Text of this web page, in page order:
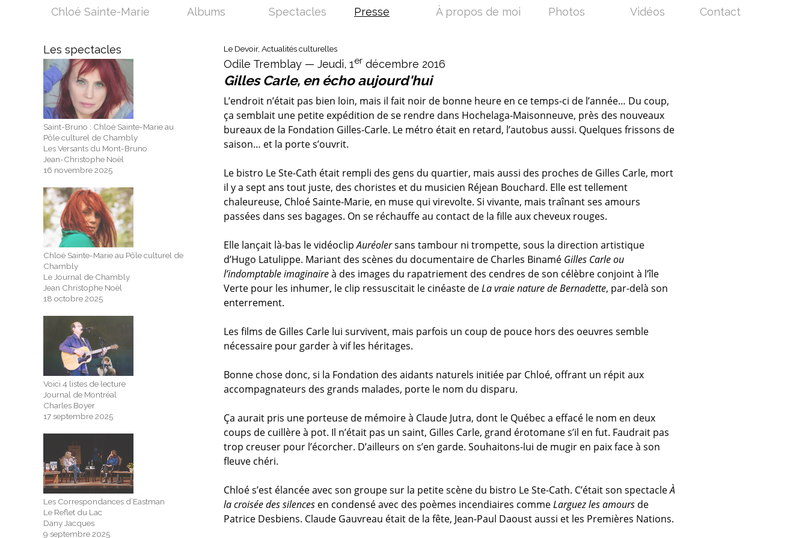
Les spectacles
Saint-Bruno : Chloé Sainte-Marie au
Pôle culturel de Chambly
Les Versants du Mont-Bruno
Jean-Christophe Noël
16 novembre 2025
Chloé Sainte-Marie au Pôle culturel de
Chambly
Le Journal de Chambly
Jean Christophe Noël
18 octobre 2025
Voici 4 listes de lecture
Journal de Montréal
Charles Boyer
17 septembre 2025
Les Correspondances d’Eastman
Le Reflet du Lac
Dany Jacques
9 septembre 2025
Le Devoir, Actualités culturelles
Odile Tremblay — Jeudi, 1er décembre 2016
Gilles Carle, en écho aujourd'hui
L’endroit n’était pas bien loin, mais il fait noir de bonne heure en ce temps-ci de l’année… Du coup,
ça semblait une petite expédition de se rendre dans Hochelaga-Maisonneuve, près des nouveaux
bureaux de la Fondation Gilles-Carle. Le métro était en retard, l’autobus aussi. Quelques frissons de
saison… et la porte s’ouvrit.
Le bistro Le Ste-Cath était rempli des gens du quartier, mais aussi des proches de Gilles Carle, mort
il y a sept ans tout juste, des choristes et du musicien Réjean Bouchard. Elle est tellement
chaleureuse, Chloé Sainte-Marie, en muse qui virevolte. Si vivante, mais traînant ses amours
passées dans ses bagages. On se réchauffe au contact de la fille aux cheveux rouges.
Elle lançait là-bas le vidéoclipAuréolersans tambour ni trompette, sous la direction artistique
d’Hugo Latulippe. Mariant des scènes du documentaire de Charles Binamé Gilles Carle ou
l’indomptable imaginaireà des images du rapatriement des cendres de son célèbre conjoint à l’île
Verte pour les inhumer, le clip ressuscitait le cinéaste deLa vraie nature de Bernadette, par-delà son
enterrement.
Les films de Gilles Carle lui survivent, mais parfois un coup de pouce hors des oeuvres semble
nécessaire pour garder à vif les héritages.
Bonne chose donc, si la Fondation des aidants naturels initiée par Chloé, offrant un répit aux
accompagnateurs des grands malades, porte le nom du disparu.
Ça aurait pris une porteuse de mémoire à Claude Jutra, dont le Québec a effacé le nom en deux
coups de cuillère à pot. Il n’était pas un saint, Gilles Carle, grand érotomane s’il en fut. Faudrait pas
trop creuser pour l’écorcher. D’ailleurs on s’en garde. Souhaitons-lui de mugir en paix face à son
fleuve chéri.
Chloé s’est élancée avec son groupe sur la petite scène du bistro Le Ste-Cath. C’était son spectacleÀ
la croisée des silences en condensé avec des poèmes incendiaires commeLarguez les amours de
Patrice Desbiens. Claude Gauvreau était de la fête, Jean-Paul Daoust aussi et les Premières Nations.
Chloé Sainte-Marie Albums Spectacles Presse À propos de moi Photos Vidéos Contact